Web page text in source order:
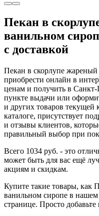
Пекан в
ванильном
с доставкой
Пекан в скорлупе
приобрести онлайн в
ценам и получить в Санкт-
пункте выдачи или
и других товаров текущей
каталоге, присутствует
и отзывы клиентов,
правильный выбор при
Всего 1034 руб. - это
может быть для вас ещё
акциям и скидкам.
Купите такие товары, как
ванильном сиропе в
странице. Просто